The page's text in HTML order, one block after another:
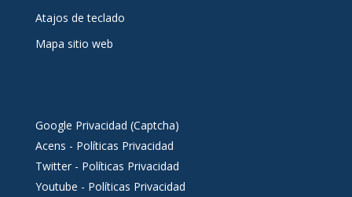
Atajos de teclado
Mapa sitio web
Google Privacidad (Captcha)
Acens - Políticas Privacidad
Twitter - Políticas Privacidad
Youtube - Políticas Privacidad